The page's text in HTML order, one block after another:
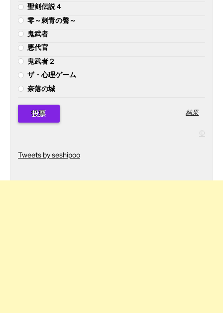
聖剣伝説４
零～刺青の聲～
鬼武者
悪代官
鬼武者２
ザ・心理ゲーム
奈落の城
結果
©
Tweets by seshipoo